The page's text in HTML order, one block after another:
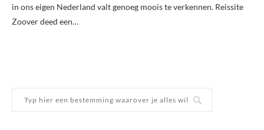
in ons eigen Nederland valt genoeg moois te verkennen. Reissite
Zoover deed een…